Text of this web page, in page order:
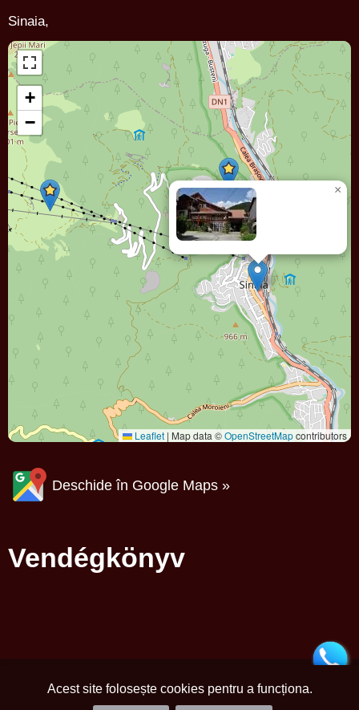
Sinaia,
×
+
−
Leaflet | Map data ©OpenStreetMapcontributors
Deschide în Google Maps »
Vendégkönyv
Acest site folosește cookies pentru a funcționa.